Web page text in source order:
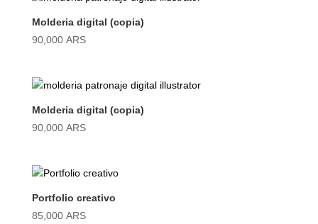
Molderia digital (copia)
90,000 ARS
Molderia digital (copia)
90,000 ARS
Portfolio creativo
85,000 ARS